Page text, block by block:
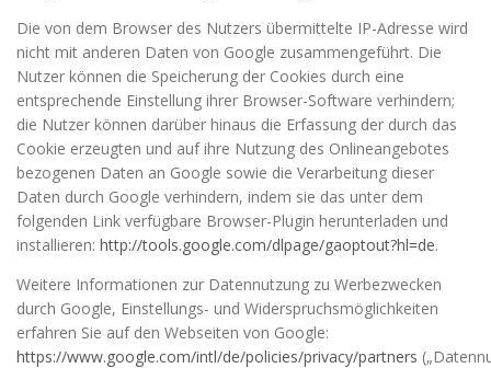
Die von dem Browser des Nutzers übermittelte IP-Adresse wird
nicht mit anderen Daten von Google zusammengeführt. Die
Nutzer können die Speicherung der Cookies durch eine
entsprechende Einstellung ihrer Browser-Software verhindern;
die Nutzer können darüber hinaus die Erfassung der durch das
Cookie erzeugten und auf ihre Nutzung des Onlineangebotes
bezogenen Daten an Google sowie die Verarbeitung dieser
Daten durch Google verhindern, indem sie das unter dem
folgenden Link verfügbare Browser-Plugin herunterladen und
installieren: http://tools.google.com/dlpage/gaoptout?hl=de.
Weitere Informationen zur Datennutzung zu Werbezwecken
durch Google, Einstellungs- und Widerspruchsmöglichkeiten
erfahren Sie auf den Webseiten von Google:
https://www.google.com/intl/de/policies/privacy/partners